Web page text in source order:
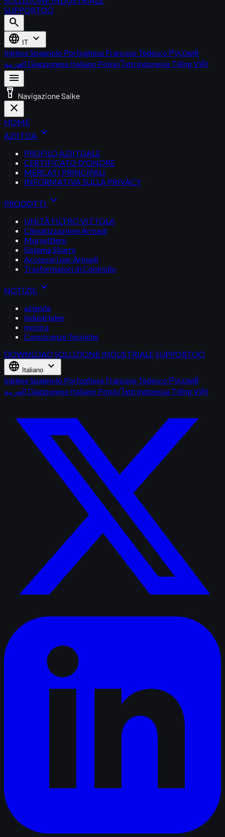
SUPPORTOO
search
language
IT expand_more
IngleseSpagnolo Portoghese Francese Tedesco Русский
Giapponese Italiano Polskiไทย Indonesia Tiếng Việt
menu
flashlight_on Navigazione Saike
close
HOME
AZIITDA expand_more
PROFILO AZIITDALE
CERTIFICATO D'ONORE
MERCATI PRINCIPALI
INFORMATIVA SULLA PRIVACY
PRODOTTI expand_more
UNITÀ FILTRO VITTOLA
Climatizzazione Armadi
Morsettiere
Sistema Sbarre
Accessori per Armadi
Trasformatori di Controllo
NOTIZIE expand_more
azienda
industrialee
mostra
Conoscenze Tecniche
DOWNLOADSOLUZIONE INDUSTRIALESUPPORTOO
language Italiano expand_more
IngleseSpagnolo Portoghese Francese Tedesco Русский
Giapponese Italiano Polskiไทย Indonesia Tiếng Việt